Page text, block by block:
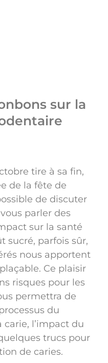
sur la
tire à sa fin,
de la fête de
de discuter
parler des
sur la santé
sucré, parfois sûr,
nous apportent
Ce plaisir
risques pour les
permettra de
du
l’impact du
trucs pour
de caries.